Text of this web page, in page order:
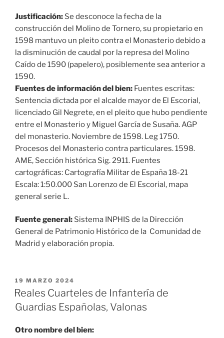
Justificación: Se desconoce la fecha de la
construcción del Molino de Tornero, su propietario en
1598 mantuvo un pleito contra el Monasterio debido a
la disminución de caudal por la represa del Molino
Caído de 1590 (papelero), posiblemente sea anterior a
1590.
Fuentes de información del bien: Fuentes escritas:
Sentencia dictada por el alcalde mayor de El Escorial,
licenciado Gil Negrete, en el pleito que hubo pendiente
entre el Monasterio y Miguel García de Susaña. AGP
del monasterio. Noviembre de 1598. Leg 1750.
Procesos del Monasterio contra particulares. 1598.
AME, Sección histórica Sig. 2911. Fuentes
cartográficas: Cartografía Militar de España 18-21
Escala: 1:50.000 San Lorenzo de El Escorial, mapa
general serie L.
Fuente general: Sistema INPHIS de la Dirección
General de Patrimonio Histórico de la Comunidad de
Madrid y elaboración propia.
PUBLICADO
EL
19 MARZO 2024
Reales Cuarteles de Infantería de
Guardias Españolas, Valonas
Otro nombre del bien: